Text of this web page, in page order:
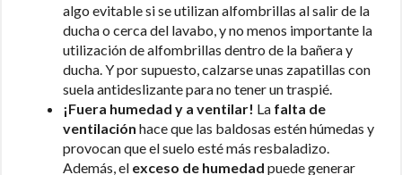
algo evitable si se utilizan alfombrillas al salir de la
ducha o cerca del lavabo, y no menos importante la
utilización de alfombrillas dentro de la bañera y
ducha. Y por supuesto, calzarse unas zapatillas con
suela antideslizante para no tener un traspié.
¡Fuera humedad y a ventilar! La falta de
ventilación hace que las baldosas estén húmedas y
provocan que el suelo esté más resbaladizo.
Además, el exceso de humedad puede generar